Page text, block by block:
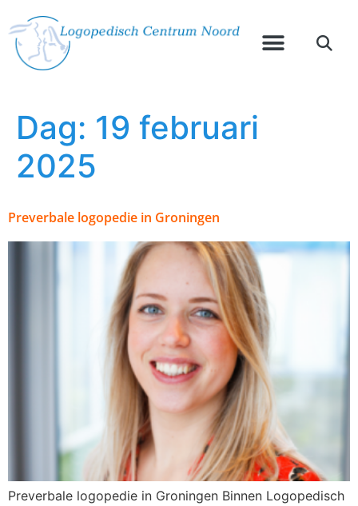
Dag: 19 februari
2025
Preverbale logopedie in Groningen
Preverbale logopedie in Groningen Binnen Logopedisch